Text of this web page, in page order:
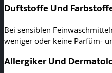
Duftstoffe Und
Bei sensiblen
weniger oder keine Parfüm-
Allergiker Und